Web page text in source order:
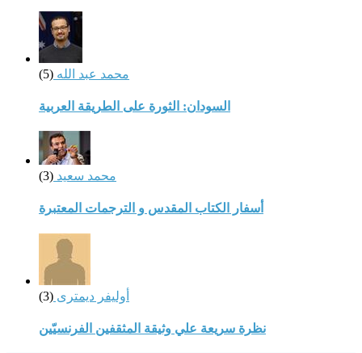
محمد عبد الله (5)
السودان: الثورة على الطريقة العربية
محمد سعيد (3)
أسفار الكتاب المقدس و الترجمات المعتبرة
أوليفر ديمترى (3)
نظرة سريعة علي وثيقة المثقفين الفرنسيّين